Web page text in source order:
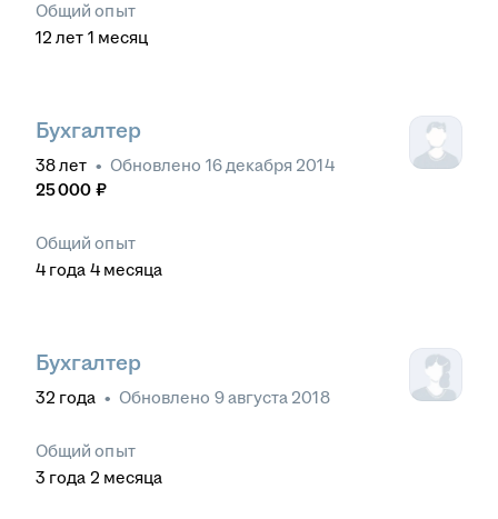
Общий опыт
12 лет 1 месяц
Бухгалтер
38лет • Обновлено 16 декабря 2014
25 000 ₽
Общий опыт
4 года 4 месяца
Бухгалтер
32 года • Обновлено 9 августа 2018
Общий опыт
3 года 2 месяца